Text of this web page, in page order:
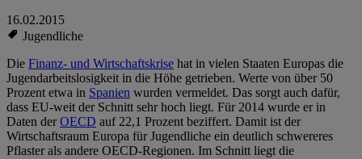
16.02.2015
Jugendliche
Die Finanz- und Wirtschaftskrise hat in vielen Staaten Europas die
Jugendarbeitslosigkeit in die Höhe getrieben. Werte von über 50
Prozent etwa in Spanien wurden vermeldet. Das sorgt auch dafür,
dass EU-weit der Schnitt sehr hoch liegt. Für 2014 wurde er in
Daten derOECD auf 22,1 Prozent beziffert. Damit ist der
Wirtschaftsraum Europa für Jugendliche ein deutlich schwereres
Pflaster als andere OECD-Regionen. Im Schnitt liegt die